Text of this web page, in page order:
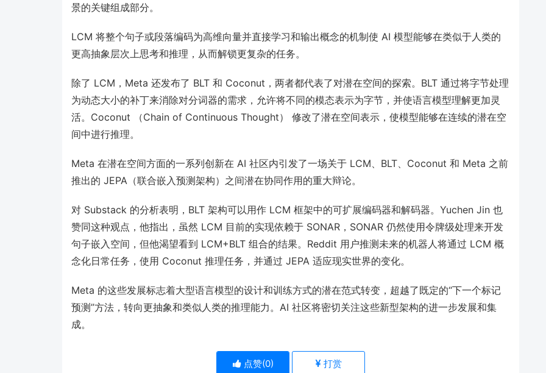
景的关键组成部分。
LCM 将整个句子或段落编码为高维向量并直接学习和输出概念的机制使 AI 模型能够在类似于人类的
更高抽象层次上思考和推理，从而解锁更复杂的任务。
除了 LCM，Meta 还发布了 BLT 和 Coconut，两者都代表了对潜在空间的探索。BLT 通过将字节处理
为动态大小的补丁来消除对分词器的需求，允许将不同的模态表示为字节，并使语言模型理解更加灵
活。Coconut （Chain of Continuous Thought） 修改了潜在空间表示，使模型能够在连续的潜在空
间中进行推理。
Meta 在潜在空间方面的一系列创新在 AI 社区内引发了一场关于 LCM、BLT、Coconut 和 Meta 之前
推出的 JEPA（联合嵌入预测架构）之间潜在协同作用的重大辩论。
对 Substack 的分析表明，BLT 架构可以用作 LCM 框架中的可扩展编码器和解码器。Yuchen Jin 也
赞同这种观点，他指出，虽然 LCM 目前的实现依赖于 SONAR，SONAR 仍然使用令牌级处理来开发
句子嵌入空间，但他渴望看到 LCM+BLT 组合的结果。Reddit 用户推测未来的机器人将通过 LCM 概
念化日常任务，使用 Coconut 推理任务，并通过 JEPA 适应现实世界的变化。
Meta 的这些发展标志着大型语言模型的设计和训练方式的潜在范式转变，超越了既定的“下一个标记
预测”方法，转向更抽象和类似人类的推理能力。AI 社区将密切关注这些新型架构的进一步发展和集
成。
点赞(0) 打赏